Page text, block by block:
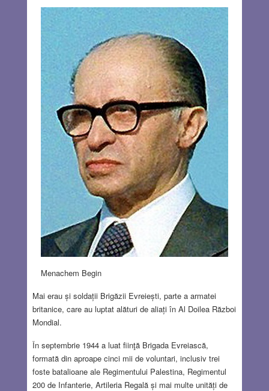
Menachem Begin
Mai erau și soldații Brigăzii Evreiești, parte a armatei
britanice, care au luptat alături de aliați în Al Doilea Război
Mondial.
În septembrie 1944 a luat fiinţă Brigada Evreiască,
formată din aproape cinci mii de voluntari, inclusiv trei
foste batalioane ale Regimentului Palestina, Regimentul
200 de Infanterie, Artileria Regală și mai multe unități de